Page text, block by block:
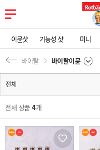
이뮨샷 기능성 샷 미니
바이탈 바이탈이뮨
전체
전체 상품4개